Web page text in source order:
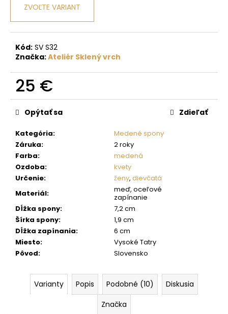
ZVOĽTE VARIANT
Kód: SV S32
Značka:Ateliér Sklený vrch
25 €
Jednotková
cena:
Kategória:
Medené spony
Záruka:
2 roky
Farba:
medená
Ozdoba:
kvety
Určenie: ženy, dievčatá
Materiál:
meď, oceľové
zapínanie
Dĺžka spony:
7,2 cm
Šírka spony:
1,9 cm
Dĺžka zapínania:
6 cm
Miesto:
Vysoké Tatry
Pôvod: Slovensko
Opýtať sa Zdieľať
Varianty Popis Podobné (10)
Diskusia
Značka
a
m
e